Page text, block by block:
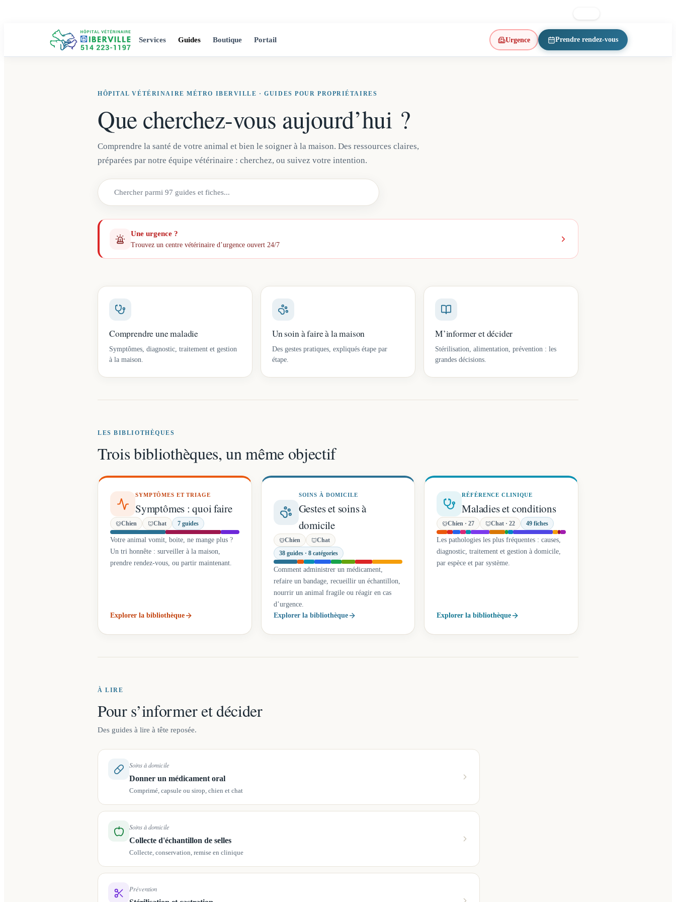
Services Guides Boutique Portail Urgence Prendre rendez-vous
(ouvre un nouvel onglet)
HÔPITAL VÉTÉRINAIRE MÉTRO IBERVILLE · GUIDES POUR PROPRIÉTAIRES
Que cherchez-vous aujourd’hui ?
Comprendre la santé de votre animal et bien le soigner à la maison. Des ressources claires,
préparées par notre équipe vétérinaire : cherchez, ou suivez votre intention.
Une urgence ?
Trouvez un centre vétérinaire d’urgence ouvert 24/7
Comprendre une maladie
Symptômes, diagnostic, traitement et gestion
à la maison.
Un soin à faire à la maison
Des gestes pratiques, expliqués étape par
étape.
M’informer et décider
Stérilisation, alimentation, prévention : les
grandes décisions.
LES BIBLIOTHÈQUES
Trois bibliothèques, un même objectif
SYMPTÔMES ET TRIAGE
Symptômes : quoi faire
Chien Chat 7 guides
Votre animal vomit, boite, ne mange plus ?
Un tri honnête : surveiller à la maison,
prendre rendez-vous, ou partir maintenant.
Explorer la bibliothèque
SOINS À DOMICILE
Gestes et soins à
domicile
Chien Chat
38 guides· 8 catégories
Comment administrer un médicament,
refaire un bandage, recueillir un échantillon,
nourrir un animal fragile ou réagir en cas
d’urgence.
Explorer la bibliothèque
RÉFÉRENCE CLINIQUE
Maladies et conditions
Chien ·27 Chat ·22 49 fiches
Les pathologies les plus fréquentes : causes,
diagnostic, traitement et gestion à domicile,
par espèce et par système.
Explorer la bibliothèque
À LIRE
Pour s’informer et décider
Des guides à lire à tête reposée.
Soins à domicile
Donner un médicament oral
Comprimé, capsule ou sirop, chien et chat
Soins à domicile
Collecte d'échantillon de selles
Collecte, conservation, remise en clinique
Prévention